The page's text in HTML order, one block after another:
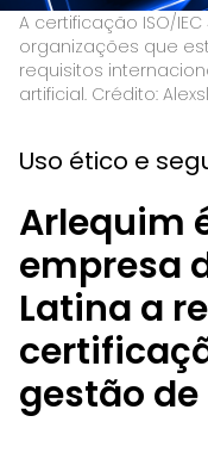
A certificação ISO/
organizações que
requisitos
artificial. Crédito:
Uso ético e
Arlequim
empresa
Latina a
gestão de